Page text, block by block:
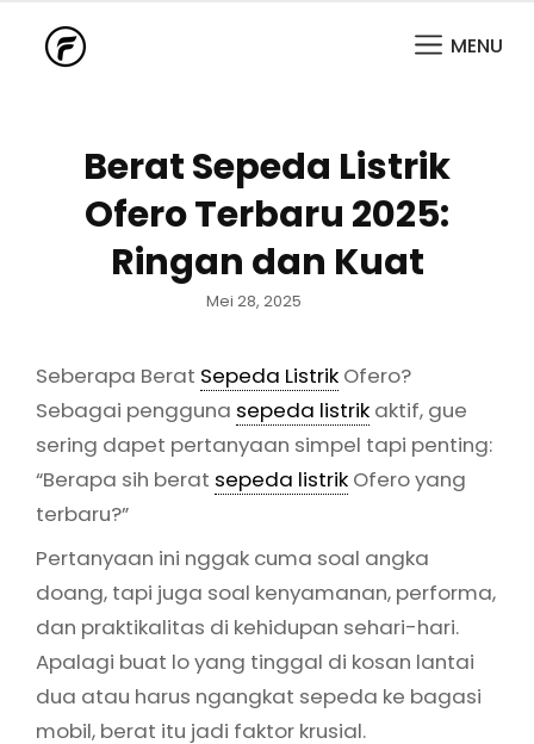
MENU
Berat Sepeda Listrik
Ofero Terbaru 2025:
Ringan dan Kuat
Posted
Mei 28, 2025
Seberapa Berat Sepeda Listrik Ofero?
Sebagai pengguna sepeda listrik aktif, gue
sering dapet pertanyaan simpel tapi penting:
“Berapa sih berat sepeda listrik Ofero yang
terbaru?”
Pertanyaan ini nggak cuma soal angka
doang, tapi juga soal kenyamanan, performa,
dan praktikalitas di kehidupan sehari-hari.
Apalagi buat lo yang tinggal di kosan lantai
dua atau harus ngangkat sepeda ke bagasi
mobil, berat itu jadi faktor krusial.